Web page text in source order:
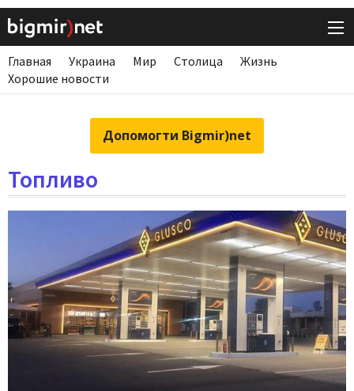
Главная Украина Мир Столица
Жизнь
Хорошие новости
Допомогти Bigmir)net
Топливо